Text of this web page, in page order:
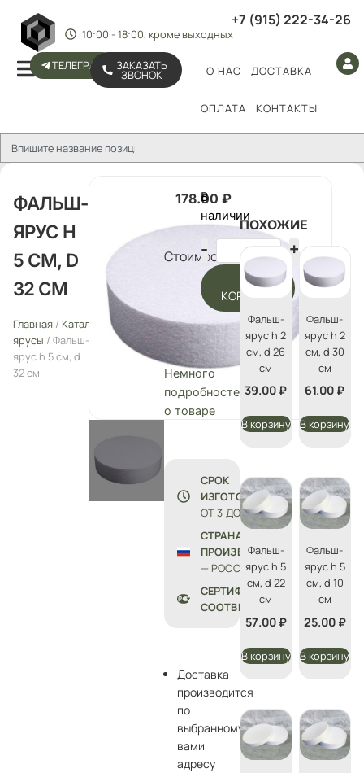
+7 (915) 222-34-26
10:00 - 18:00, кроме выходных
ТЕЛЕГРАМ ЗАКАЗАТЬ
ЗВОНОК О НАС ДОСТАВКА
ОПЛАТА КОНТАКТЫ
ФАЛЬШ-
ЯРУС H
5 СМ, D
32 СМ
Главная / Каталог /Фальш-
ярусы / Фальш-
ярус h 5 см, d
32 см
Стоимость:
178.00₽
В
наличии
В
КОРЗИНУ
Немного
подробностей
о товаре
СРОК
ИЗГОТОВЛЕНИЯ:
ОТ 3 ДО 5 ДНЕЙ
СТРАНА
ПРОИЗВОДСТВА
— РОССИЯ
СЕРТИФИКАТЫ
СООТВЕТСТВИЯ
Доставка
производится
по
выбранному
вами
адресу
ПОХОЖИЕ
Фальш-
ярус h 2
см, d 26
см
39.00 ₽
В корзину
Фальш-
ярус h 2
см, d 30
см
61.00 ₽
В корзину
Фальш-
ярус h 5
см, d 22
см
57.00 ₽
В корзину
Фальш-
ярус h 5
см, d 10
см
25.00 ₽
В корзину